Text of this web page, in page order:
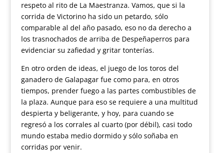
respeto al rito de La Maestranza. Vamos, que si la
corrida de Victorino ha sido un petardo, sólo
comparable al del año pasado, eso no da derecho a
los trasnochados de arriba de Despeñaperros para
evidenciar su zafiedad y gritar tonterías.
En otro orden de ideas, el juego de los toros del
ganadero de Galapagar fue como para, en otros
tiempos, prender fuego a las partes combustibles de
la plaza. Aunque para eso se requiere a una multitud
despierta y beligerante, y hoy, para cuando se
regresó a los corrales al cuarto (por débil), casi todo
mundo estaba medio dormido y sólo soñaba en
corridas por venir.